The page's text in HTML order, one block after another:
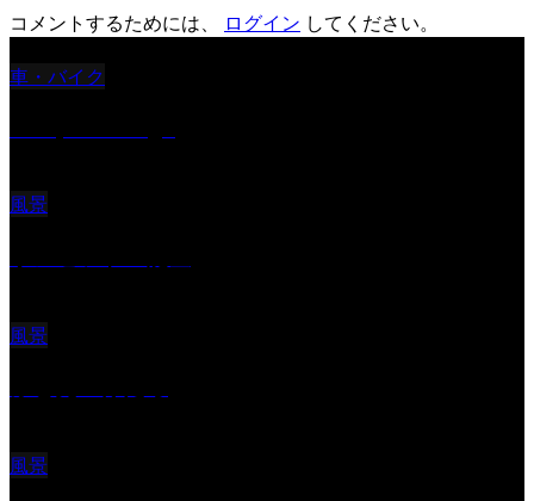
コメントするためには、
ログイン してください。
車・バイク
風景
風景
風景